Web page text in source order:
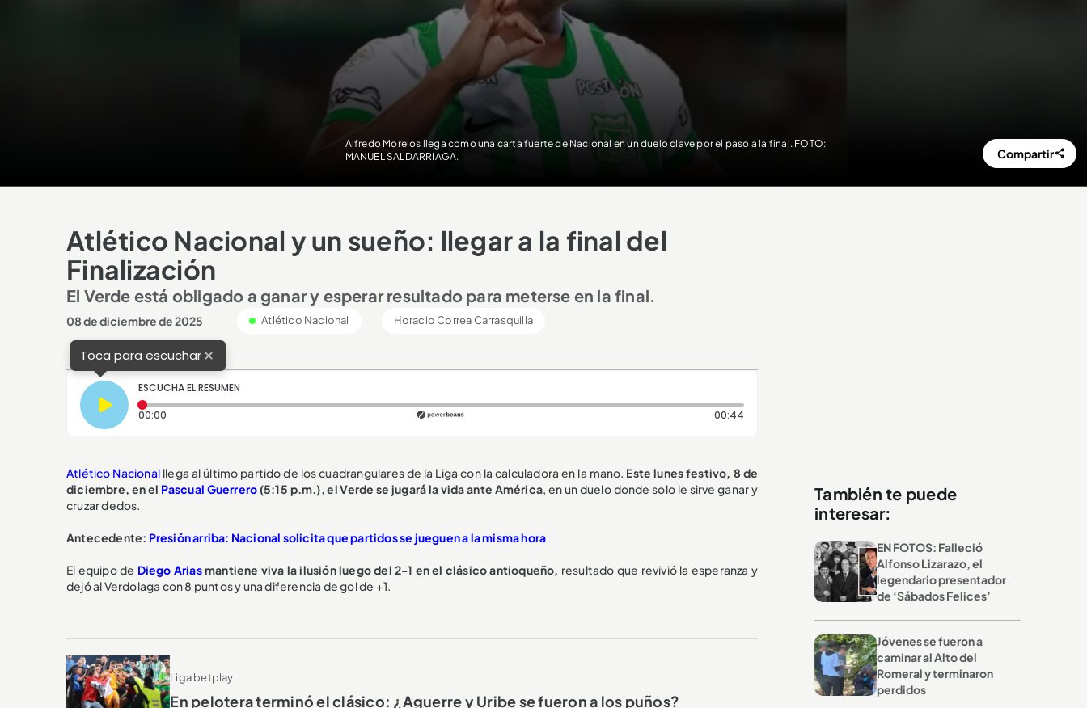
Alfredo Morelos llega como una carta fuerte de Nacional en un duelo clave por el paso a la final. FOTO:
MANUEL SALDARRIAGA.
Compartir
Atlético Nacional y un sueño: llegar a la final del
Finalización
El Verde está obligado a ganar y esperar resultado para meterse en la final.
08 de diciembre de 2025 Atlético Nacional Horacio Correa Carrasquilla
Toca para escuchar×
ESCUCHA EL RESUMEN
00:00
00:44Duración: 44 segundos
Atlético Nacional llega al último partido de los cuadrangulares de la Liga con la calculadora en la mano. Este lunes festivo, 8 de
diciembre, en el Pascual Guerrero (5:15 p.m.), el Verde se jugará la vida ante América, en un duelo donde solo le sirve ganar y
cruzar dedos.
Antecedente: Presión arriba: Nacional solicita que partidos se jueguen a la misma hora
El equipo de Diego Ariasmantiene viva la ilusión luego del 2-1 en el clásico antioqueño, resultado que revivió la esperanza y
dejó al Verdolaga con 8 puntos y una diferencia de gol de +1.
Liga betplay
En pelotera terminó el clásico: ¿Aguerre y Uribe se fueron a los puños?
También te puede
interesar:
EN FOTOS: Falleció
Alfonso Lizarazo, el
legendario presentador
de ‘Sábados Felices’
Jóvenes se fueron a
caminar al Alto del
Romeral y terminaron
perdidos